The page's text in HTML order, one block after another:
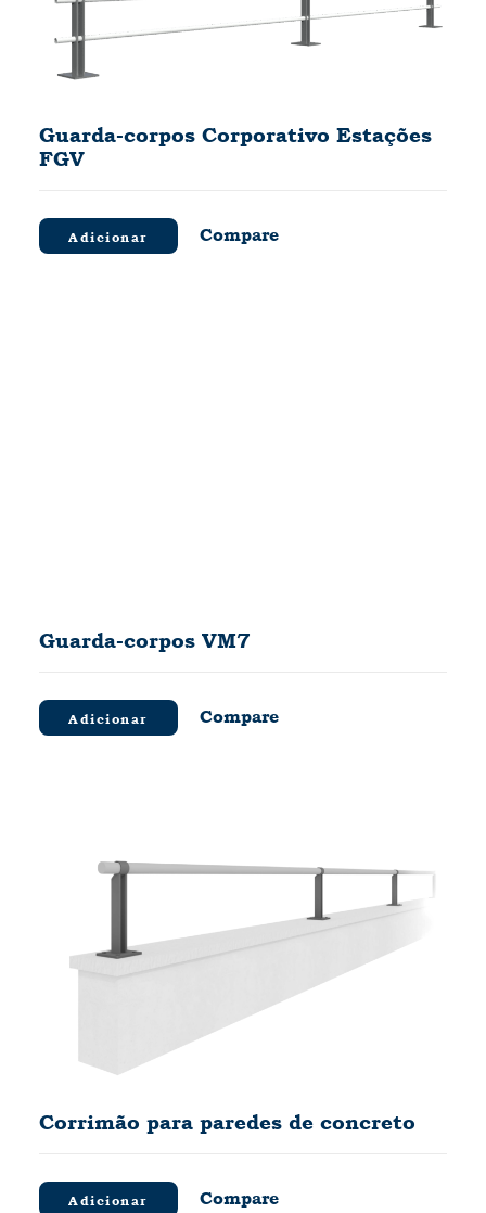
Guarda-corpos Corporativo Estações
FGV
Adicionar Compare
Guarda-corpos VM7
Adicionar Compare
Corrimão para paredes de concreto
Adicionar Compare